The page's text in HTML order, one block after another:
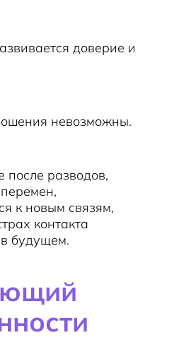
доверие и
невозможны.
разводов,
к новым связям,
контакта
будущем.